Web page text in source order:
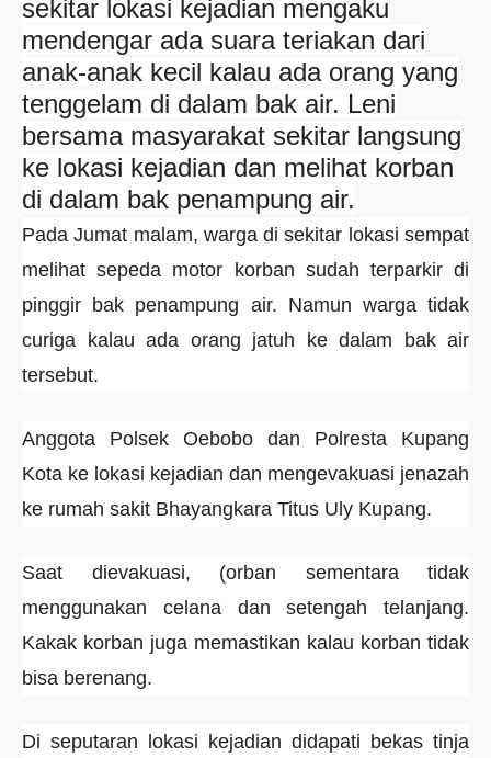
sekitar lokasi kejadian mengaku
mendengar ada suara teriakan dari
anak-anak kecil kalau ada orang yang
tenggelam di dalam bak air. Leni
bersama masyarakat sekitar langsung
ke lokasi kejadian dan melihat korban
di dalam bak penampung air.
Pada Jumat malam, warga di sekitar lokasi sempat
melihat sepeda motor korban sudah terparkir di
pinggir bak penampung air. Namun warga tidak
curiga kalau ada orang jatuh ke dalam bak air
tersebut.
Anggota Polsek Oebobo dan Polresta Kupang
Kota ke lokasi kejadian dan mengevakuasi jenazah
ke rumah sakit Bhayangkara Titus Uly Kupang.
Saat dievakuasi, (orban sementara tidak
menggunakan celana dan setengah telanjang.
Kakak korban juga memastikan kalau korban tidak
bisa berenang.
Di seputaran lokasi kejadian didapati bekas tinja